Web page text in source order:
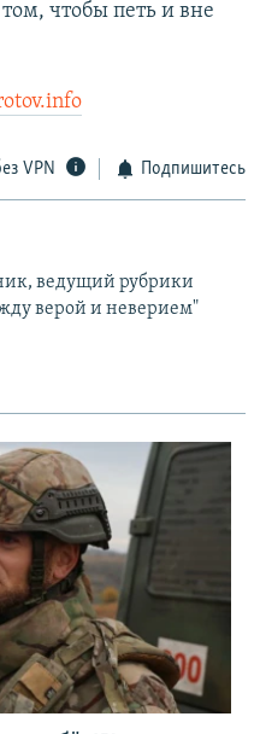
том, чтобы петь и вне
VPN Подпишитесь
ведущий рубрики
верой и неверием"